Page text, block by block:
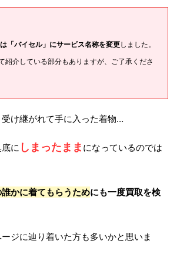
「バイセル」にサービス名称を変更しました。
紹介している部分もありますが、ご了承くださ
け継がれて手に入った着物…
に しまったまま になっているのでは
かに着てもらうためにも一度買取を検
ジに辿り着いた方も多いかと思いま